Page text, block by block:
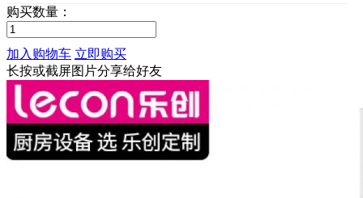
购买数量：
加入购物车 立即购买
长按或截屏图片分享给好友